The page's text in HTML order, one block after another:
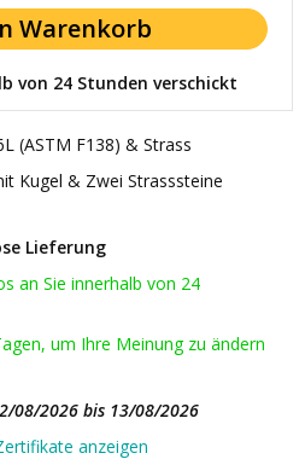
von 24 Stunden verschickt
(ASTM F138) & Strass
Kugel & Zwei Strasssteine
Lieferung
an Sie innerhalb von 24
um Ihre Meinung zu ändern
08/2026 bis 13/08/2026
anzeigen